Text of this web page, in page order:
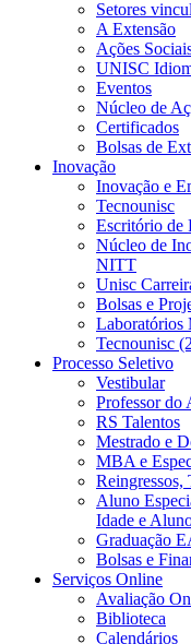
Setores
A Extensão
Ações
UNISC
Eventos
Núcleo de
Certificados
Bolsas de
Inovação
Inovação e
Tecnounisc
Escritório de
Núcleo de
NITT
Unisc
Bolsas e
Laboratórios
Tecnounisc
Processo Seletivo
Vestibular
Professor do
RS Talentos
Mestrado e
MBA e
Reingressos,
Aluno
Idade e
Graduação
Bolsas e
Serviços Online
Avaliação
Biblioteca
Calendários